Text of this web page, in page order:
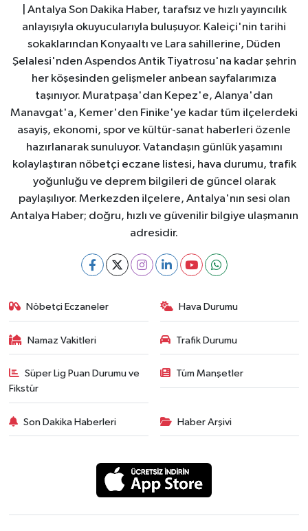
| Antalya Son Dakika Haber, tarafsız ve hızlı yayıncılık
anlayışıyla okuyucularıyla buluşuyor. Kaleiçi'nin tarihi
sokaklarından Konyaaltı ve Lara sahillerine, Düden
Şelalesi'nden Aspendos Antik Tiyatrosu'na kadar şehrin
her köşesinden gelişmeler anbean sayfalarımıza
taşınıyor. Muratpaşa'dan Kepez'e, Alanya'dan
Manavgat'a, Kemer'den Finike'ye kadar tüm ilçelerdeki
asayiş, ekonomi, spor ve kültür-sanat haberleri özenle
hazırlanarak sunuluyor. Vatandaşın günlük yaşamını
kolaylaştıran nöbetçi eczane listesi, hava durumu, trafik
yoğunluğu ve deprem bilgileri de güncel olarak
paylaşılıyor. Merkezden ilçelere, Antalya'nın sesi olan
Antalya Haber; doğru, hızlı ve güvenilir bilgiye ulaşmanın
adresidir.
Nöbetçi Eczaneler Hava Durumu
Namaz Vakitleri Trafik Durumu
Süper Lig Puan Durumu ve
Fikstür
Tüm Manşetler
Son Dakika Haberleri Haber Arşivi